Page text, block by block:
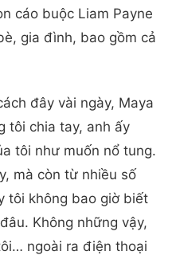
cáo buộc Liam Payne
gia đình, bao gồm cả
đây vài ngày, Maya
tôi chia tay, anh ấy
tôi như muốn nổ tung.
mà còn từ nhiều số
tôi không bao giờ biết
Không những vậy,
ngoài ra điện thoại